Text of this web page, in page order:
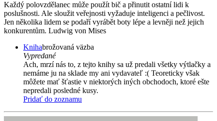
Každý polovzdělanec může použít bič a přinutit ostatní lidi k
poslušnosti. Ale sloužit veřejnosti vyžaduje inteligenci a pečlivost.
Jen několika lidem se podaří vyrábět boty lépe a levněji než jejich
konkurentům. Ludwig von Mises
Knihabrožovaná väzba
Vypredané
Ach, mrzí nás to, z tejto knihy sa už predali všetky výtlačky a
nemáme ju na sklade my ani vydavateľ :( Teoreticky však
môžete mať šťastie v niektorých iných obchodoch, ktoré ešte
nepredali posledné kusy.
Pridať do zoznamu